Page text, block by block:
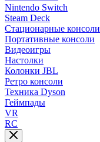
Nintendo Switch
Steam Deck
Стационарные консоли
Портативные консоли
Видеоигры
Настолки
Колонки JBL
Ретро консоли
Техника Dyson
Геймпады
VR
RC